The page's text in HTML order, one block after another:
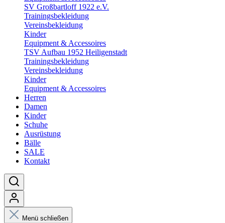
SV Großbartloff 1922 e.V.
Trainingsbekleidung
Vereinsbekleidung
Kinder
Equipment & Accessoires
TSV Aufbau 1952 Heiligenstadt
Trainingsbekleidung
Vereinsbekleidung
Kinder
Equipment & Accessoires
Herren
Damen
Kinder
Schuhe
Ausrüstung
Bälle
SALE
Kontakt
Menü schließen